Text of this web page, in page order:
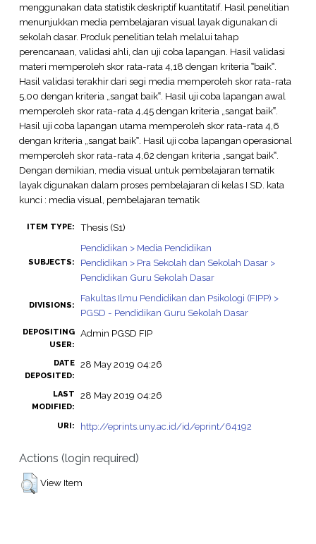
menggunakan data statistik deskriptif kuantitatif. Hasil penelitian
menunjukkan media pembelajaran visual layak digunakan di
sekolah dasar. Produk penelitian telah melalui tahap
perencanaan, validasi ahli, dan uji coba lapangan. Hasil validasi
materi memperoleh skor rata-rata 4,18 dengan kriteria ‟baik‟.
Hasil validasi terakhir dari segi media memperoleh skor rata-rata
5,00 dengan kriteria „sangat baik‟. Hasil uji coba lapangan awal
memperoleh skor rata-rata 4,45 dengan kriteria „sangat baik‟.
Hasil uji coba lapangan utama memperoleh skor rata-rata 4,6
dengan kriteria „sangat baik‟. Hasil uji coba lapangan operasional
memperoleh skor rata-rata 4,62 dengan kriteria „sangat baik‟.
Dengan demikian, media visual untuk pembelajaran tematik
layak digunakan dalam proses pembelajaran di kelas I SD. kata
kunci : media visual, pembelajaran tematik
ITEM TYPE: Thesis (S1)
SUBJECTS:
Pendidikan > Media Pendidikan
Pendidikan > Pra Sekolah dan Sekolah Dasar >
Pendidikan Guru Sekolah Dasar
DIVISIONS:
Fakultas Ilmu Pendidikan dan Psikologi (FIPP) >
PGSD - Pendidikan Guru Sekolah Dasar
DEPOSITING
USER:
Admin PGSD FIP
DATE
DEPOSITED:
28 May 2019 04:26
LAST
MODIFIED:
28 May 2019 04:26
URI: http://eprints.uny.ac.id/id/eprint/64192
Actions (login required)
View Item